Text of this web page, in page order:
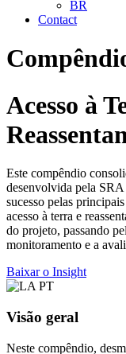
BR
Contact
Acesso à
Este compêndio
desenvolvida pela
sucesso pelas
acesso à terra e
do projeto, passando
monitoramento e a
Baixar o Insight
Visão geral
Neste compêndio,